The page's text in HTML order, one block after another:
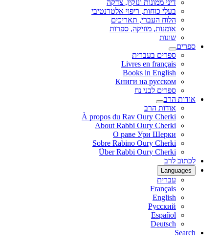
דיני ממונות ונזקין, צדקה
בעלי כוחות, ריפוי אלטרנטיבי
הלוח העברי, תאריכים
אומנות, מוזיקה, ספרות
שונות
ספרים
ספרים בעברית
Livres en français
Books in English
Книги на русском
ספרים לבני נח
אודות הרב
אודות הרב
À propos du Rav Oury Cherki
About Rabbi Oury Cherki
О раве Ури Шерки
Sobre Rabino Oury Cherki
Über Rabbi Oury Cherki
לכתוב לרב
Languages
עברית
Français
English
Русский
Español
Deutsch
Search